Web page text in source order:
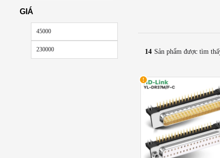
động . Với thiết kế chuẩn kỹ
Đầu giắc hàn: Hàn
✅ Đầu giắc không hàn
Chất Liệu Cao Cấp –
Chân đồng nguyên chất
14 Sản phẩm được tìm
GIÁ
Giá
thấp
nhất
cao
nhất